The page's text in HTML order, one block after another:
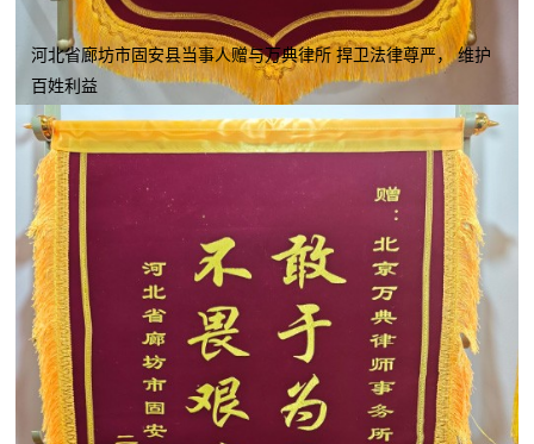
河北省廊坊市固安县当事人赠与万典律所 捍卫法律尊严， 维护
百姓利益